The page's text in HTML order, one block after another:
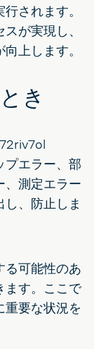
されます。
が実現し、
上します。
き
プエラー、部
、測定エラー
、防止しま
る可能性のあ
ます。ここで
重要な状況を